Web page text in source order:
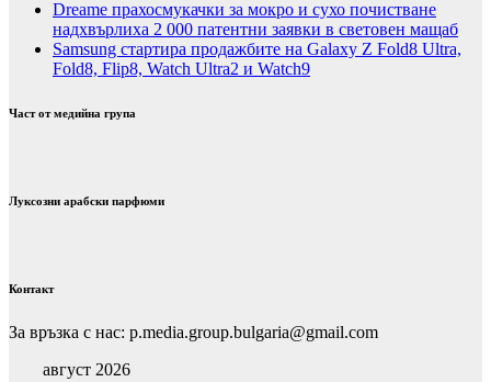
Dreame прахосмукачки за мокро и сухо почистване
надхвърлиха 2 000 патентни заявки в световен мащаб
Samsung стартира продажбите на Galaxy Z Fold8 Ultra,
Fold8, Flip8, Watch Ultra2 и Watch9
Част от медийна група
Луксозни арабски парфюми
Контакт
За връзка с нас: p.media.group.bulgaria@gmail.com
август 2026